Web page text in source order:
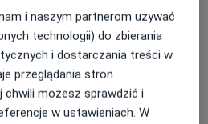
i naszym partnerom używać
technologii) do zbierania
i dostarczania treści w
przeglądania stron
chwili możesz sprawdzić i
w ustawieniach. W